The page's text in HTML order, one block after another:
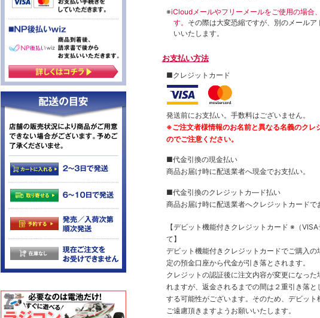
※iCloudメールやフリーメールをご使用の場合
す。 その際は大変恐縮ですが、別のメール
いいたします。
お支払い方法
■クレジットカード
発送前にお支払い。手数料はございません。
※ご注文者様情報のお名前と異なる名義のクレ
のでご注意ください。
■代金引換の現金払い
商品お届け時に配送業者へ現金でお支払い。
■代金引換のクレジットカ―ド払い
商品お届け時に配送業者へクレジットカードで
【デビット機能付きクレジットカード ※（VISA
て】
デビット機能付きクレジットカードでご購入
定の預金口座から代金が引き落とされます。
クレジットの認証後に注文内容が変更になっ
れますが、返金されるまでの間は２重引き落
する可能性がございます。そのため、デビッ
ご遠慮頂きますようお願いいたします。